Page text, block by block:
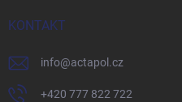
KONTAKT
info@actapol.cz
+420 777 822 722